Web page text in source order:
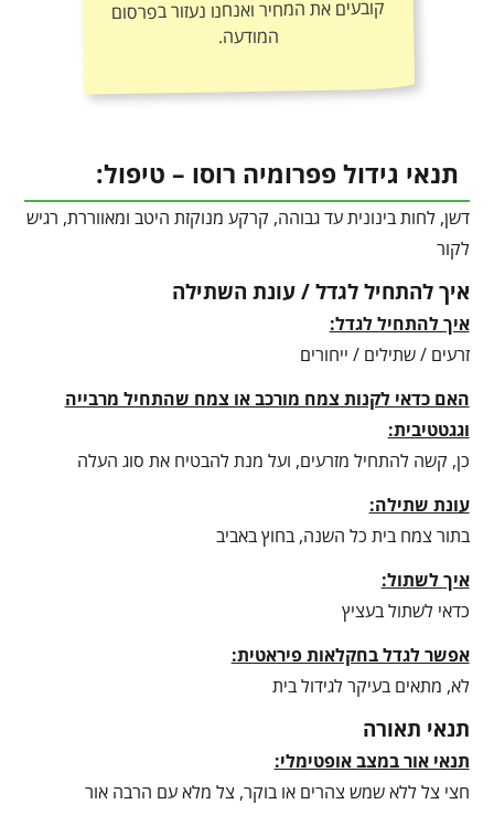
המודעה.
תנאי גידול פפרומיה רוסו – טיפול:
דשן, לחות בינונית עד גבוהה, קרקע מנוקזת היטב ומאווררת, רגיש
לקור
איך להתחיל לגדל / עונת השתילה
איך להתחיל לגדל:
זרעים / שתילים / ייחורים
האם כדאי לקנות צמח מורכב או צמח שהתחיל מרבייה
וגגטטיבית:
כן, קשה להתחיל מזרעים, ועל מנת להבטיח את סוג העלה
עונת שתילה:
בתור צמח בית כל השנה, בחוץ באביב
איך לשתול:
כדאי לשתול בעציץ
אפשר לגדל בחקלאות פיראטית:
לא, מתאים בעיקר לגידול בית
תנאי תאורה
תנאי אור במצב אופטימלי:
חצי צל ללא שמש צהרים או בוקר, צל מלא עם הרבה אור